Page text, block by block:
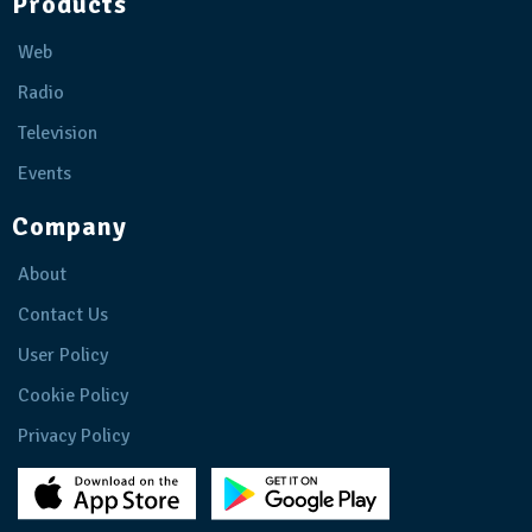
Web
Radio
Television
Events
Company
About
Contact Us
User Policy
Cookie Policy
Privacy Policy